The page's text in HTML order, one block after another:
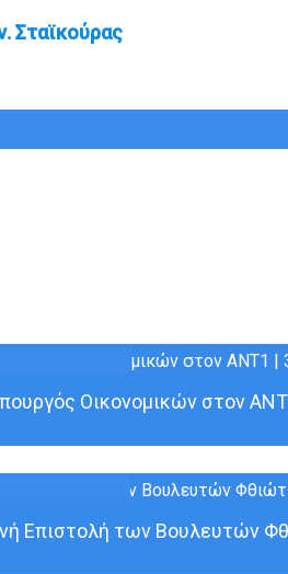
ΜΑΡΟικονομικών στον
ΜΑΡ
Επιστολή των Βουλευτών